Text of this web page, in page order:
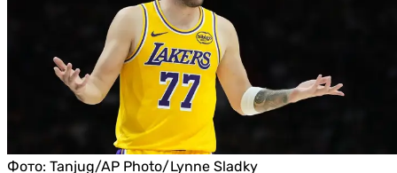
Фото: Tanjug/AP Photo/Lynne Sladky